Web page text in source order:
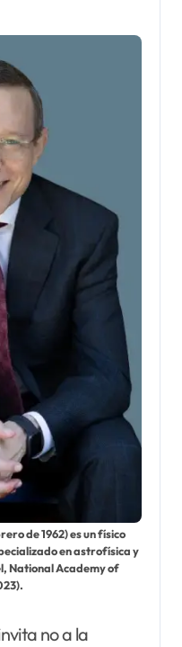
de 1962) es un físico
en astrofísica y
National Academy of
no a la